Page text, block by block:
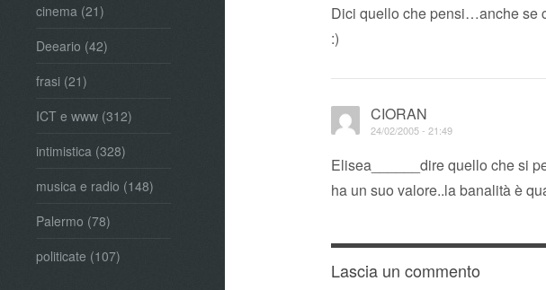
cinema (21)
Deeario (42)
frasi (21)
ICT e www (312)
intimistica (328)
musica e radio (148)
Palermo (78)
politicate (107)
Dici quello che pensi…anche se
:)
CIORAN
24/02/2005 - 21:49
Elisea______dire quello che si
ha un suo valore..la banalità è
Lascia un commento